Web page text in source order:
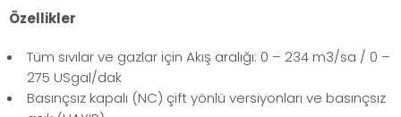
Özellikler
Tüm sıvılar ve gazlar için Akış aralığı: 0 – 234 m3/sa / 0 –
275 USgal/dak
Basınçsız kapalı (NC) çift yönlü versiyonları ve basınçsız